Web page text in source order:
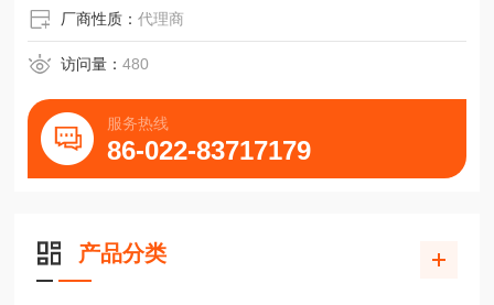
厂商性质：代理商
访问量：480
服务热线
86-022-83717179
产品分类